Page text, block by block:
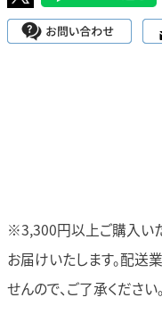
※3,300円以上ご購入い
お届けいたします。配送
せんので、ご了承ください。